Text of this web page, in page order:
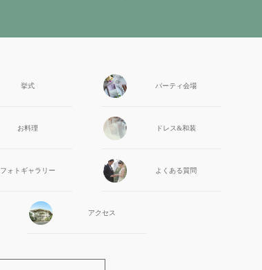
挙式 パーティ会場
お料理 ドレス&和装
フォト ギャラリー よくある質問
アクセス